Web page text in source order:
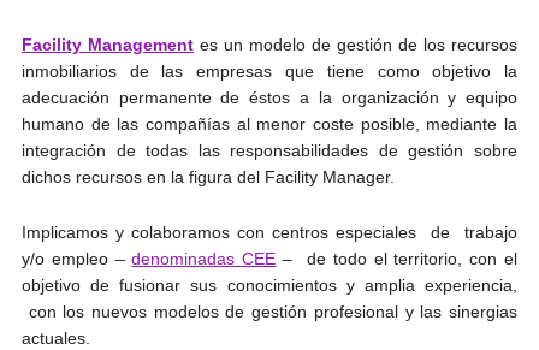
Facility Managementes un modelo de gestión de los recursos
inmobiliarios de las empresas que tiene como objetivo la
adecuación permanente de éstos a la organización y equipo
humano de las compañías al menor coste posible, mediante la
integración de todas las responsabilidades de gestión sobre
dichos recursos en la figura del Facility Manager.
Implicamos y colaboramos con centros especiales de trabajo
y/o empleo –denominadas CEE – de todo el territorio, con el
objetivo de fusionar sus conocimientos y amplia experiencia,
con los nuevos modelos de gestión profesional y las sinergias
actuales.